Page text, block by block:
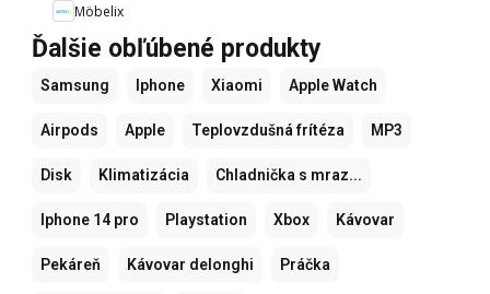
Möbelix
Ďalšie obľúbené produkty
Samsung Iphone Xiaomi Apple Watch
Airpods Apple Teplovzdušná frítéza MP3
Disk Klimatizácia Chladnička s mraz...
Iphone 14 pro Playstation Xbox Kávovar
Pekáreň Kávovar delonghi Práčka